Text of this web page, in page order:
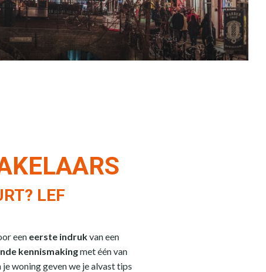
LEF
een eerste indrukvan een
kennismakingmet één van
je woning geven we je alvast tips